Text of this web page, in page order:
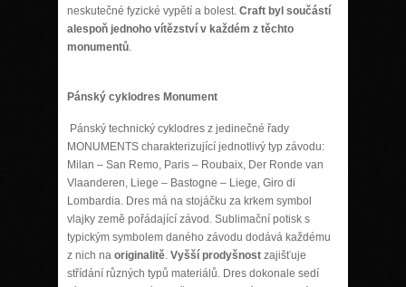
neskutečné fyzické vypětí a bolest. Craft byl součástí
alespoň jednoho vítězství v každém z těchto
monumentů.
Pánský cyklodres Monument
Pánský technický cyklodres z jedinečné řady
MONUMENTS charakterizující jednotlivý typ závodu:
Milan – San Remo, Paris – Roubaix, Der Ronde van
Vlaanderen, Liege – Bastogne – Liege, Giro di
Lombardia. Dres má na stojáčku za krkem symbol
vlajky země pořádající závod. Sublimační potisk s
typickým symbolem daného závodu dodává každému
z nich na originalitě. Vyšší prodyšnost zajišťuje
střídání různých typů materiálů. Dres dokonale sedí